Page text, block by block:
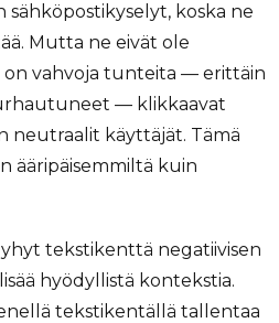
koska ne
Mutta ne eivät ole
on vahvoja tunteita — erittäin
— klikkaavat
neutraalit käyttäjät. Tämä
ääripäisemmiltä kuin
tekstikenttä negatiivisen
hyödyllistä kontekstia.
tekstikentällä tallentaa